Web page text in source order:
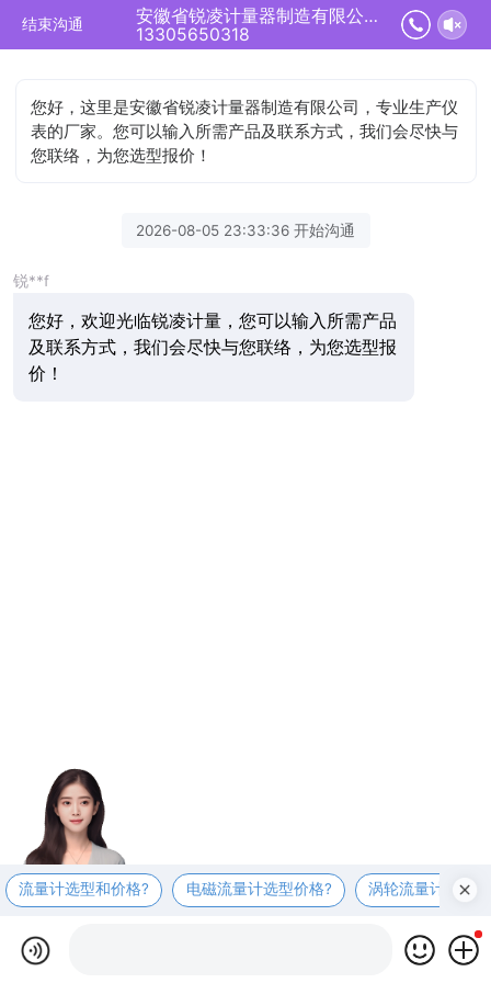
结束沟通
安徽省锐凌计量器制造有限公司正在为您服务
13305650318
您好，这里是安徽省锐凌计量器制造有限公司，专业生产仪
表的厂家。您可以输入所需产品及联系方式，我们会尽快与
您联络，为您选型报价！
2026-08-05 23:33:36 开始沟通
锐**f
您好，欢迎光临锐凌计量，您可以输入所需产品
及联系方式，我们会尽快与您联络，为您选型报
价！
流量计选型和价格? 电磁流量计选型价格? 涡轮流量计选型